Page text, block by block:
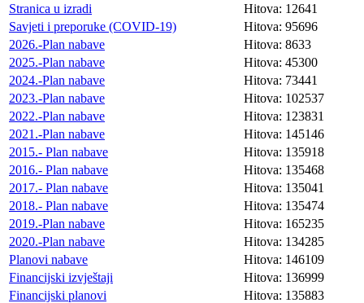
Stranica u izradi
Hitova: 12641
Savjeti i preporuke (COVID-19)
Hitova: 95696
2026.-Plan nabave
Hitova: 8633
2025.-Plan nabave
Hitova: 45300
2024.-Plan nabave
Hitova: 73441
2023.-Plan nabave
Hitova: 102537
2022.-Plan nabave
Hitova: 123831
2021.-Plan nabave
Hitova: 145146
2015.- Plan nabave
Hitova: 135918
2016.- Plan nabave
Hitova: 135468
2017.- Plan nabave
Hitova: 135041
2018.- Plan nabave
Hitova: 135474
2019.-Plan nabave
Hitova: 165235
2020.-Plan nabave
Hitova: 134285
Planovi nabave
Hitova: 146109
Financijski izvještaji
Hitova: 136999
Financijski planovi
Hitova: 135883